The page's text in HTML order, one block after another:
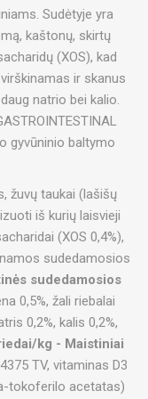
Sudėtyje yra
kaštonų, skirtų
(XOS), kad
ir skanus
natrio bei kalio.
gyvūninio baltymo
žuvų taukai (lašišų
iš kurių laisvieji
(XOS 0,4%),
sudedamosios
sudedamosios
0,5%, žali riebalai
0,2%, kalis 0,2%,
kg - Maistiniai
TV, vitaminas D3
tokoferilo acetatas)